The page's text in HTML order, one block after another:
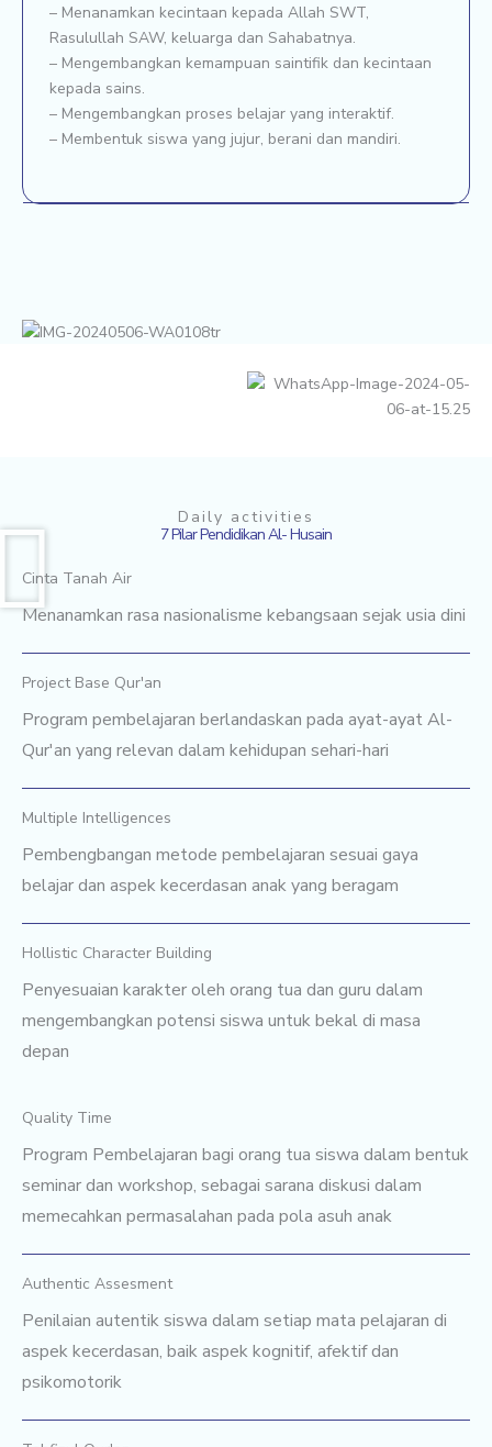
– Menanamkan kecintaan kepada Allah SWT,
Rasulullah SAW, keluarga dan Sahabatnya.
– Mengembangkan kemampuan saintifik dan kecintaan
kepada sains.
– Mengembangkan proses belajar yang interaktif.
– Membentuk siswa yang jujur, berani dan mandiri.
Daily activities
7 Pilar Pendidikan Al- Husain
Cinta Tanah Air
Menanamkan rasa nasionalisme kebangsaan sejak usia dini
Project Base Qur'an
Program pembelajaran berlandaskan pada ayat-ayat Al-
Qur'an yang relevan dalam kehidupan sehari-hari
Multiple Intelligences
Pembengbangan metode pembelajaran sesuai gaya
belajar dan aspek kecerdasan anak yang beragam
Hollistic Character Building
Penyesuaian karakter oleh orang tua dan guru dalam
mengembangkan potensi siswa untuk bekal di masa
depan
Quality Time
Program Pembelajaran bagi orang tua siswa dalam bentuk
seminar dan workshop, sebagai sarana diskusi dalam
memecahkan permasalahan pada pola asuh anak
Authentic Assesment
Penilaian autentik siswa dalam setiap mata pelajaran di
aspek kecerdasan, baik aspek kognitif, afektif dan
psikomotorik